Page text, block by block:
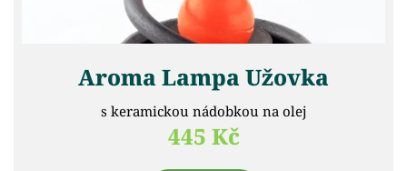
Aroma Lampa Užovka
s keramickou nádobkou na olej
445 Kč